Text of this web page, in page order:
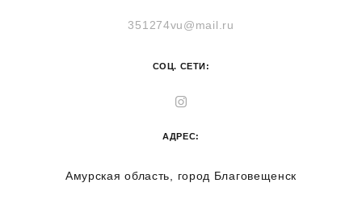
351274vu@mail.ru
СОЦ. СЕТИ:
АДРЕС:
Амурская область, город Благовещенск